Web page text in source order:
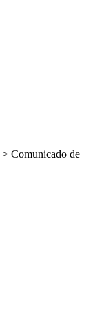
> Comunicado de